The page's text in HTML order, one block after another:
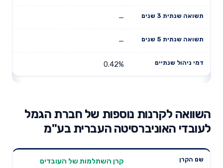
—
—
0.42%
השוואה לקרנות נוספות של חברת הגמל
לעובדי האוניברסיטה העברית בע"מ
תשואה
קרן השתלמות של העובדים